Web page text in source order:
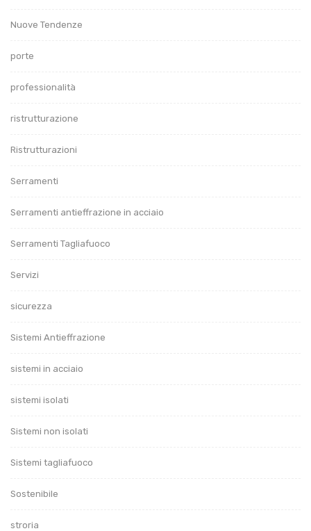
Nuove Tendenze
porte
professionalità
ristrutturazione
Ristrutturazioni
Serramenti
Serramenti antieffrazione in acciaio
Serramenti Tagliafuoco
Servizi
sicurezza
Sistemi Antieffrazione
sistemi in acciaio
sistemi isolati
Sistemi non isolati
Sistemi tagliafuoco
Sostenibile
stroria